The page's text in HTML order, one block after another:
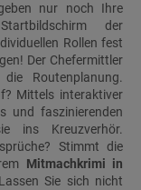
nur noch Ihre
der
Rollen fest
Der Chefermittler
Routenplanung.
Mittels interaktiver
und faszinierenden
ins Kreuzverhör.
Stimmt die
Mitmachkrimi in
Sie sich nicht